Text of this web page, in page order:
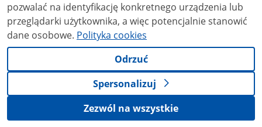
pozwalać na identyfikację konkretnego urządzenia lub
przeglądarki użytkownika, a więc potencjalnie stanowić
dane osobowe. Polityka cookies
Odrzuć
Spersonalizuj
Zezwól na wszystkie